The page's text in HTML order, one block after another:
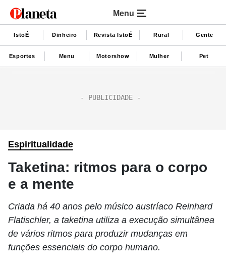
Menu
IstoÉ Dinheiro Revista IstoÉ Rural Gente
Esportes Menu Motorshow Mulher Pet
Espiritualidade
Taketina: ritmos para o corpo
e a mente
Criada há 40 anos pelo músico austríaco Reinhard
Flatischler, a taketina utiliza a execução simultânea
de vários ritmos para produzir mudanças em
funções essenciais do corpo humano.